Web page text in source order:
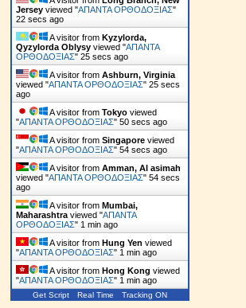
Jersey viewed "ΑΠΑΝΤΑ ΟΡΘΟΔΟΞΙΑΣ"
23 secs ago
A visitor from Kyzylorda,
Qyzylorda Oblysy viewed "ΑΠΑΝΤΑ
ΟΡΘΟΔΟΞΙΑΣ" 26 secs ago
A visitor from Ashburn, Virginia
viewed "ΑΠΑΝΤΑ ΟΡΘΟΔΟΞΙΑΣ" 26 secs
ago
A visitor from Tokyo viewed
"ΑΠΑΝΤΑ ΟΡΘΟΔΟΞΙΑΣ" 51 secs ago
A visitor from Singapore viewed
"ΑΠΑΝΤΑ ΟΡΘΟΔΟΞΙΑΣ" 55 secs ago
A visitor from Amman, Al asimah
viewed "ΑΠΑΝΤΑ ΟΡΘΟΔΟΞΙΑΣ" 55 secs
ago
A visitor from Mumbai,
Maharashtra viewed "ΑΠΑΝΤΑ
ΟΡΘΟΔΟΞΙΑΣ" 1 min ago
A visitor from Hung Yen viewed
"ΑΠΑΝΤΑ ΟΡΘΟΔΟΞΙΑΣ" 1 min ago
A visitor from Hong Kong viewed
"ΑΠΑΝΤΑ ΟΡΘΟΔΟΞΙΑΣ" 1 min ago
Get Script Real Time Tracking ON